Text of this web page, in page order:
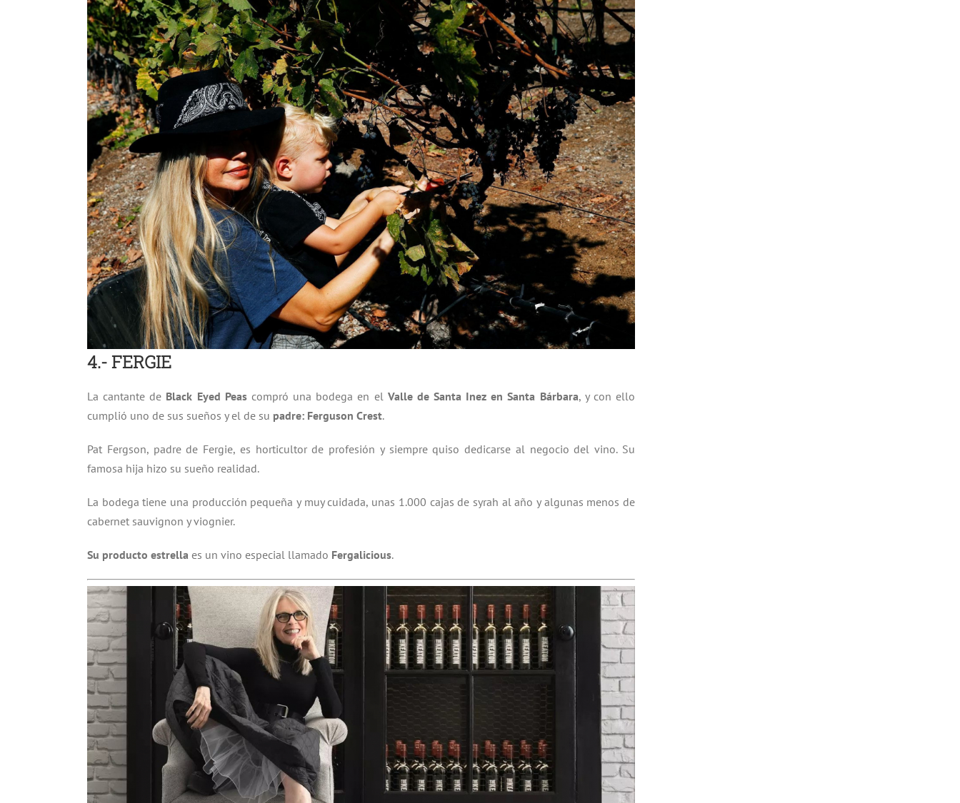
4.- FERGIE
La cantante de Black Eyed Peascompró una bodega en el Valle de Santa Inez en Santa Bárbara, y con ello
cumplió uno de sus sueños y el de su padre: Ferguson Crest.
Pat Fergson, padre de Fergie, es horticultor de profesión y siempre quiso dedicarse al negocio del vino. Su
famosa hija hizo su sueño realidad.
La bodega tiene una producción pequeña y muy cuidada, unas 1.000 cajas de syrah al año y algunas menos de
cabernet sauvignon y viognier.
Su producto estrella es un vino especial llamado Fergalicious.